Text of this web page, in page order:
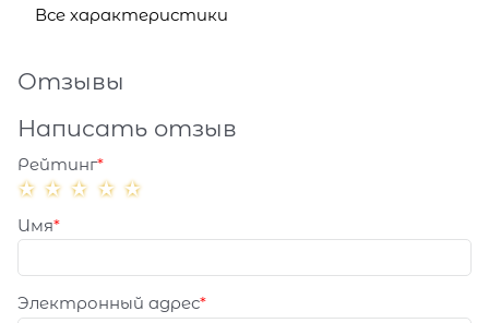
Все характеристики
Отзывы
Написать отзыв
Рейтинг
Имя
Электронный адрес